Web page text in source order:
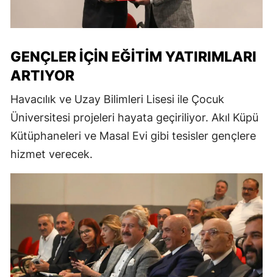
GENÇLER İÇIN EĞITIM YATIRIMLARI
ARTIYOR
Havacılık ve Uzay Bilimleri Lisesi ile Çocuk
Üniversitesi projeleri hayata geçiriliyor. Akıl Küpü
Kütüphaneleri ve Masal Evi gibi tesisler gençlere
hizmet verecek.